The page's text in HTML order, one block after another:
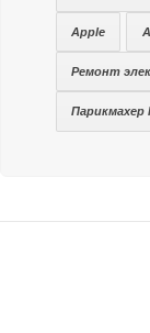
Apple
Ремонт
Парикмахер